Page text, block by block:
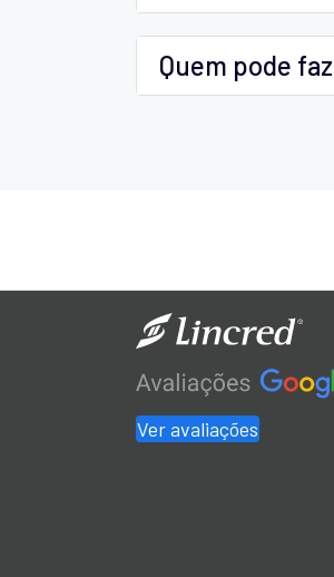
Quem pode
Ver avaliações